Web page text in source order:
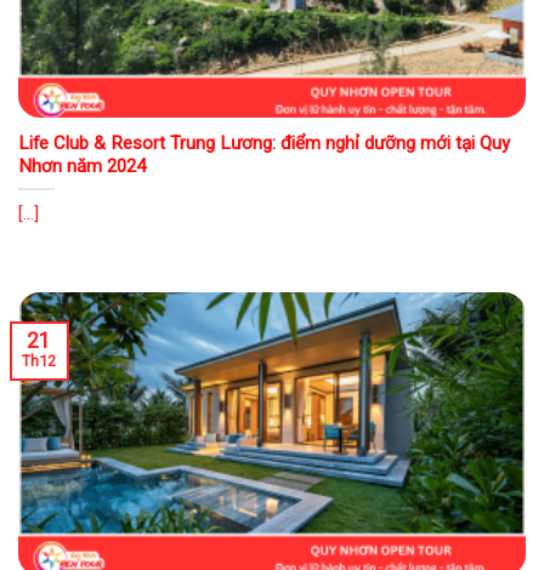
Life Club & Resort Trung Lương: điểm nghỉ dưỡng mới tại Quy
Nhơn năm 2024
[...]
21
Th12